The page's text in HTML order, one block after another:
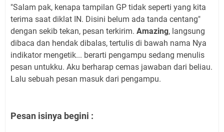
"Salam pak, kenapa tampilan GP tidak seperti yang kita
terima saat diklat IN. Disini belum ada tanda centang"
dengan sekib tekan, pesan terkirim. Amazing, langsung
dibaca dan hendak dibalas, tertulis di bawah nama Nya
indikator mengetik... berarti pengampu sedang menulis
pesan untukku. Aku berharap cemas jawaban dari beliau.
Lalu sebuah pesan masuk dari pengampu.
Pesan isinya begini :